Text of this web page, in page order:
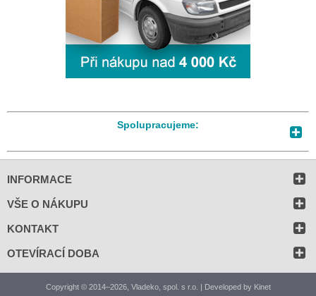
Spolupracujeme:
INFORMACE
VŠE O NÁKUPU
KONTAKT
OTEVÍRACÍ DOBA
Copyright © 2014–2026, Vladeko, spol. s r.o. | Developed by Kinet